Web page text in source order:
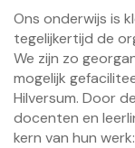
Ons onderwijs is
tegelijkertijd de
We zijn zo
mogelijk
Hilversum. Door
docenten en
kern van hun